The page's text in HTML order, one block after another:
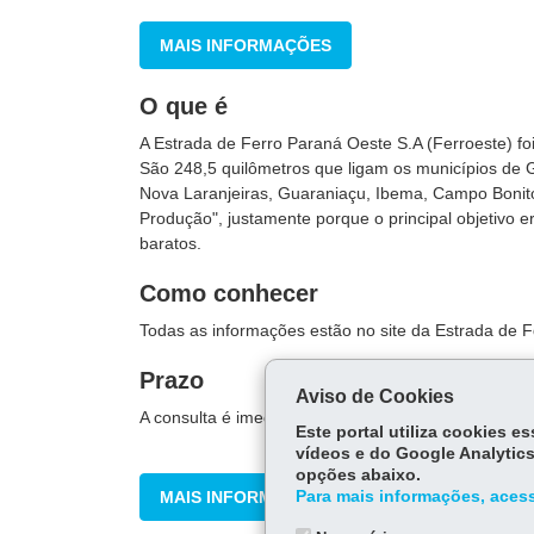
MAIS INFORMAÇÕES
O que é
A Estrada de Ferro Paraná Oeste S.A (Ferroeste)
São 248,5 quilômetros que ligam os municípios de
Nova Laranjeiras, Guaraniaçu, Ibema, Campo
Produção", justamente porque o principal objetivo
baratos.
Como conhecer
Todas as informações estão no site da Estrada de
Prazo
A consulta é imediata.
MAIS INFORMAÇÕES
Aviso de Cookies
Este portal utiliza cookies
vídeos e do Google
opções abaixo.
Para mais informações,